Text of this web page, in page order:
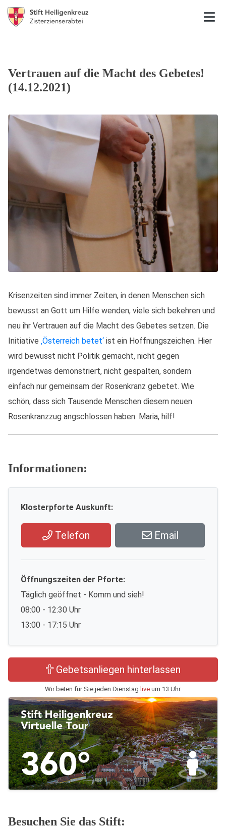
Vertrauen auf die Macht des Gebetes!
(14.12.2021)
Krisenzeiten sind immer Zeiten, in denen Menschen sich
bewusst an Gott um Hilfe wenden, viele sich bekehren und
neu ihr Vertrauen auf die Macht des Gebetes setzen. Die
Initiative ‚Österreich betet‘ ist ein Hoffnungszeichen. Hier
wird bewusst nicht Politik gemacht, nicht gegen
irgendetwas demonstriert, nicht gespalten, sondern
einfach nur gemeinsam der Rosenkranz gebetet. Wie
schön, dass sich Tausende Menschen diesem neuen
Rosenkranzzug angschlossen haben. Maria, hilf!
Informationen:
Klosterpforte Auskunft:
Telefon Email
Öffnungszeiten der Pforte:
Täglich geöffnet - Komm und sieh!
08:00 - 12:30 Uhr
13:00 - 17:15 Uhr
Gebetsanliegen hinterlassen
Wir beten für Sie jeden Dienstag liveum 13 Uhr.
Besuchen Sie das Stift: